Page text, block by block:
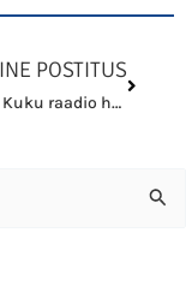
POSTITUS
Rääkisime Kuku raadio hommikusaates ohuteavitusõppusest ja elanikkonnakaitse probleemidest